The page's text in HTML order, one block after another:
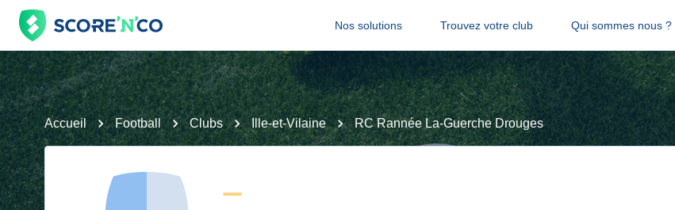
Nos solutions Trouvez votre club Qui sommes nous ?
Accueil Football Clubs Ille-et-Vilaine RC Rannée La-Guerche Drouges